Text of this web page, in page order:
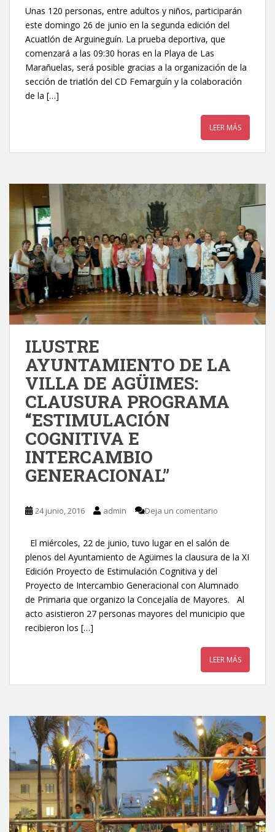
Unas 120 personas, entre adultos y niños, participarán
este domingo 26 de junio en la segunda edición del
Acuatlón de Arguineguín. La prueba deportiva, que
comenzará a las 09:30 horas en la Playa de Las
Marañuelas, será posible gracias a la organización de la
sección de triatlón del CD Femarguín y la colaboración
de la […]
LEER MÁS
ILUSTRE
AYUNTAMIENTO DE LA
VILLA DE AGÜIMES:
CLAUSURA PROGRAMA
“ESTIMULACIÓN
COGNITIVA E
INTERCAMBIO
GENERACIONAL”
24 junio, 2016 admin Deja un comentario
El miércoles, 22 de junio, tuvo lugar en el salón de
plenos del Ayuntamiento de Agüimes la clausura de la XI
Edición Proyecto de Estimulación Cognitiva y del
Proyecto de Intercambio Generacional con Alumnado
de Primaria que organizo la Concejalía de Mayores. Al
acto asistieron 27 personas mayores del municipio que
recibieron los […]
LEER MÁS